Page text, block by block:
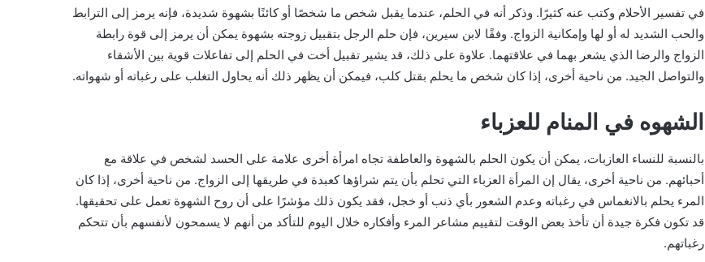
في تفسير الأحلام وكتب عنه كثيرًا. وذكر أنه في الحلم، عندما يقبل شخص ما شخصًا أو كائنًا بشهوة شديدة، فإنه يرمز إلى الترابط
والحب الشديد له أو لها وإمكانية الزواج. وفقًا لابن سيرين، فإن حلم الرجل بتقبيل زوجته بشهوة يمكن أن يرمز إلى قوة رابطة
الزواج والرضا الذي يشعر بهما في علاقتهما. علاوة على ذلك، قد يشير تقبيل أخت في الحلم إلى تفاعلات قوية بين الأشقاء
والتواصل الجيد. من ناحية أخرى، إذا كان شخص ما يحلم بقتل كلب، فيمكن أن يظهر ذلك أنه يحاول التغلب على رغباته أو شهواته.
الشهوه في المنام للعزباء
بالنسبة للنساء العازبات، يمكن أن يكون الحلم بالشهوة والعاطفة تجاه امرأة أخرى علامة على الحسد لشخص في علاقة مع
أحبائهم. من ناحية أخرى، يقال إن المرأة العزباء التي تحلم بأن يتم شراؤها كعبدة في طريقها إلى الزواج. من ناحية أخرى، إذا كان
المرء يحلم بالانغماس في رغباته وعدم الشعور بأي ذنب أو خجل، فقد يكون ذلك مؤشرًا على أن روح الشهوة تعمل على تحقيقها.
قد تكون فكرة جيدة أن تأخذ بعض الوقت لتقييم مشاعر المرء وأفكاره خلال اليوم للتأكد من أنهم لا يسمحون لأنفسهم بأن تتحكم
رغباتهم.